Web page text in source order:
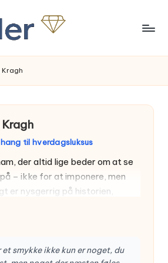
Kragh
til hverdagsluksus
der altid lige beder om at se
– ikke for at imponere, men
er nysgerrig på historien,
detaljer. Hans kærlighed til
med en slidt guldkæde fra en
et besøg hos en guldsmed,
noget trist og mørkt til noget,
et smykke ikke kun er noget, du